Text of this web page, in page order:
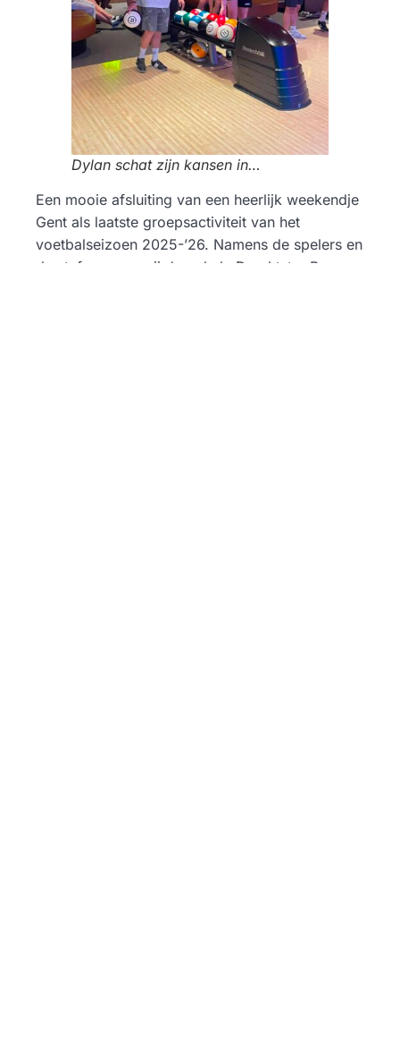
Dylan schat zijn kansen in…
Een mooie afsluiting van een heerlijk weekendje
Gent als laatste groepsactiviteit van het
voetbalseizoen 2025-’26. Namens de spelers en
de staf wensen wij de gehele Drachtster Boys-